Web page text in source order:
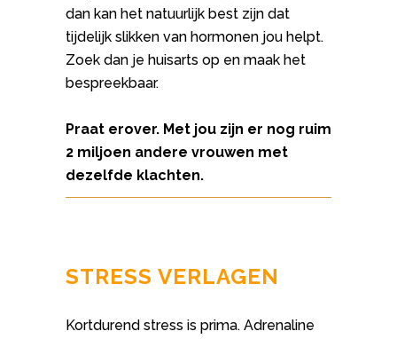
dan kan het natuurlijk best zijn dat
tijdelijk slikken van hormonen jou helpt.
Zoek dan je huisarts op en maak het
bespreekbaar.
Praat erover. Met jou zijn er nog ruim
2 miljoen andere vrouwen met
dezelfde klachten.
STRESS VERLAGEN
Kortdurend stress is prima. Adrenaline